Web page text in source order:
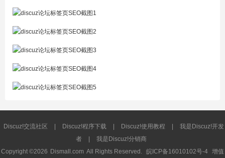
Discuz!交流社区 | Discuz!程序下载 | Discuz!使用教程 |
我是Discuz!开发
者
|
我是Discuz!分销商
Copyright ©2026 Dismall.com All Rights Reserved. 皖ICP备16010102号-4 增值